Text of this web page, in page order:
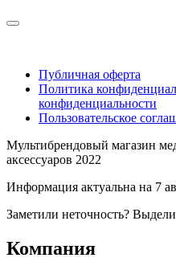
Публичная оферта
Политика
конфиденциальности
Пользовательское
Мультибрендовый магазин
аксессуаров 2022
Информация актуальна на 7
Заметили неточность?
Компания